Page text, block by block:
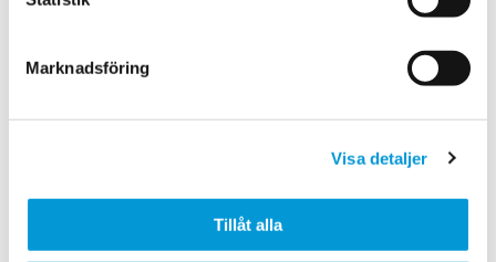
Marknadsföring
Visa detaljer
Tillåt alla
Hela receptet: 77 g kolhydrater
Recept: dietisterna Johanna Andersson och Caroline Wilbois
(Norstedts, 2020)
Senast uppdaterad: 14 apr. 2025